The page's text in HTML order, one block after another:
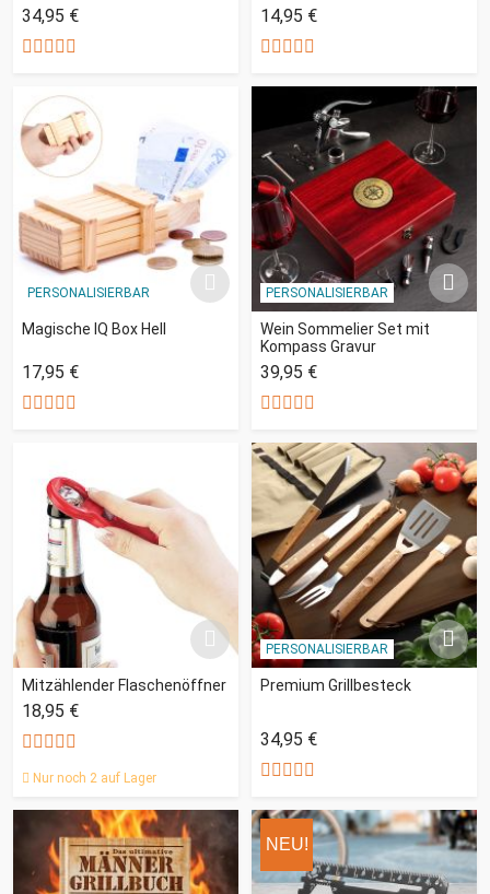
34,95 € 14,95 €
PERSONALISIERBAR
Magische IQ Box Hell
17,95 €
PERSONALISIERBAR
Wein Sommelier Set mit
Kompass Gravur
39,95 €
Mitzählender Flaschenöffner
18,95 €
Nur noch 2 auf Lager
PERSONALISIERBAR
Premium Grillbesteck
34,95 €
NEU!